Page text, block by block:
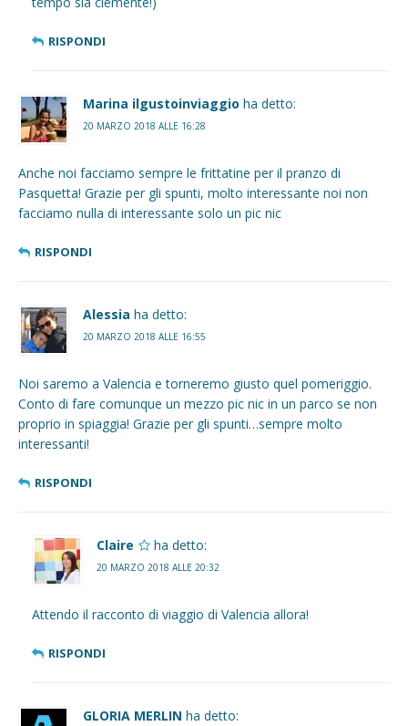
RISPONDI
Marina ilgustoinviaggio ha detto:
20 MARZO 2018 ALLE 16:28
Anche noi facciamo sempre le frittatine per il pranzo di
Pasquetta! Grazie per gli spunti, molto interessante noi non
facciamo nulla di interessante solo un pic nic
RISPONDI
Alessia ha detto:
20 MARZO 2018 ALLE 16:55
Noi saremo a Valencia e torneremo giusto quel pomeriggio.
Conto di fare comunque un mezzo pic nic in un parco se non
proprio in spiaggia! Grazie per gli spunti…sempre molto
interessanti!
RISPONDI
Claire ha detto:
20 MARZO 2018 ALLE 20:32
Attendo il racconto di viaggio di Valencia allora!
RISPONDI
GLORIA MERLIN ha detto: